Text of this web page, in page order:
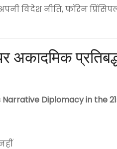
विदेश नीति, फॉरेन
अकादमिक
Narrative Diplomacy in the